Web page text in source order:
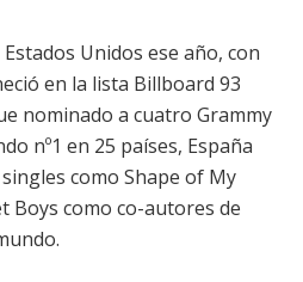
Unidos ese año, con
en la lista Billboard 93
nominado a cuatro Grammy
nº1 en 25 países, España
como Shape of My
Boys como co-autores de